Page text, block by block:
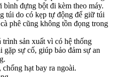
bình đựng bột đi kèm theo máy.
túi do có kẹp tự động để giữ túi
phê cũng không tồn đọng trong
sản xuất vì có hệ thống
sự cố, giúp bảo đảm sự an
hạt bay ra ngoài.